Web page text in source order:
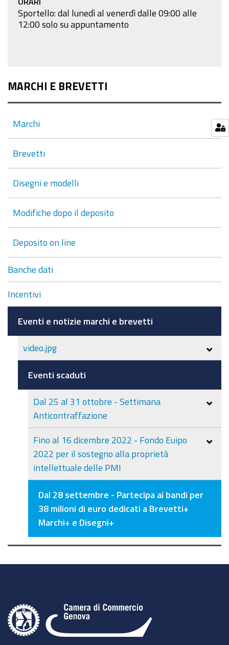
Sportello: dal lunedì al venerdì dalle 09:00 alle
12:00 solo su appuntamento
MARCHI E BREVETTI
Marchi
Brevetti
Disegni e modelli
Modifiche dopo il deposito
Deposito on line
Banche dati
Incentivi
Eventi e notizie marchi e brevetti
video.jpg
Eventi scaduti
Dal 25 al 31 ottobre - Settimana
Anticontraffazione
Fino al 16 dicembre 2022 - Fondo Euipo
2022 per il sostegno alla proprietà
intellettuale delle PMI
Dal 28 settembre - Partecipa ai bandi per
38 milioni di euro dedicati a Brevetti+
Marchi+ e Disegni+